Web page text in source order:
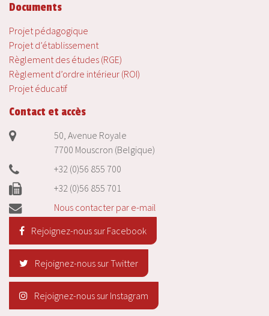
Documents
Projet pédagogique
Projet d’établissement
Règlement des études (RGE)
Règlement d’ordre intérieur (ROI)
Projet éducatif
Contact et accès
50, Avenue Royale
7700 Mouscron (Belgique)
+32 (0)56 855 700
+32 (0)56 855 701
Nous contacter par e-mail
Rejoignez-nous sur Facebook
Rejoignez-nous sur Twitter
Rejoignez-nous sur Instagram